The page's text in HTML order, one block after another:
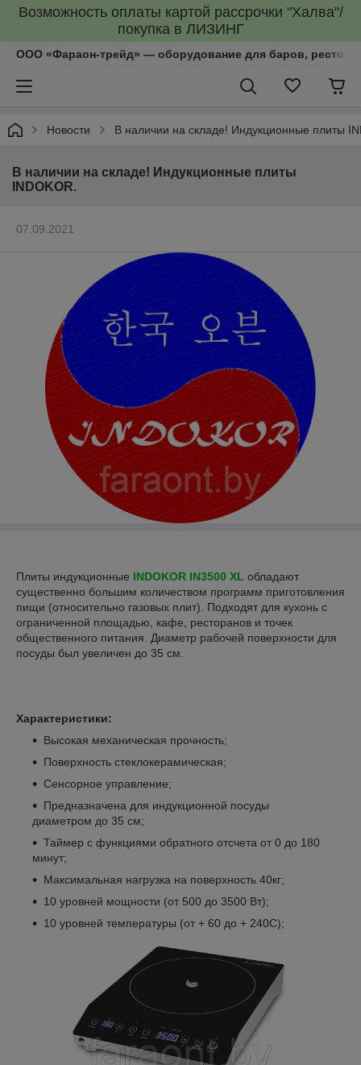
Возможность оплаты картой рассрочки "Халва"/
покупка в ЛИЗИНГ
ООО «Фараон-трейд»‎ — оборудование для баров,
Новости В наличии на складе! Индукционные плиты
В наличии на складе! Индукционные плиты
INDOKOR.
07.09.2021
Плиты индукционные INDOKOR IN3500 XL обладают
существенно большим количеством программ приготовления
пищи (относительно газовых плит). Подходят для кухонь с
ограниченной площадью, кафе, ресторанов и точек
общественного питания. Диаметр рабочей поверхности для
посуды был увеличен до 35 см.
Характеристики:
Высокая механическая прочность;
Поверхность стеклокерамическая;
Сенсорное управление;
Предназначена для индукционной посуды
диаметром до 35 см;
Таймер с функциями обратного отсчета от 0 до 180
минут;
Максимальная нагрузка на поверхность 40кг;
10 уровней мощности (от 500 до 3500 Вт);
10 уровней температуры (от + 60 до + 240С);